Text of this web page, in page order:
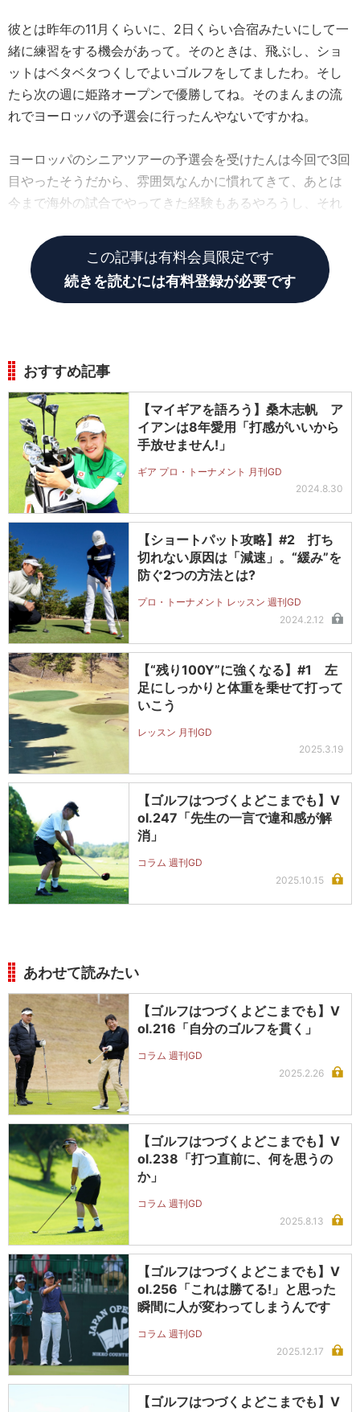
彼とは昨年の11月くらいに、2日くらい合宿みたいにして一
緒に練習をする機会があって。そのときは、飛ぶし、ショ
ットはベタベタつくしでよいゴルフをしてましたわ。そし
たら次の週に姫路オープンで優勝してね。そのまんまの流
れでヨーロッパの予選会に行ったんやないですかね。
ヨーロッパのシニアツアーの予選会を受けたんは今回で3回
目やったそうだから、雰囲気なんかに慣れてきて、あとは
今まで海外の試合でやってきた経験もあるやろうし、それ
この記事は有料会員限定です
続きを読むには有料登録が必要です
おすすめ記事
【マイギアを語ろう】桑木志帆 ア
イアンは8年愛用「打感がいいから
手放せません!」
ギア プロ・トーナメント 月刊GD
2024.8.30
【ショートパット攻略】#2 打ち
切れない原因は「減速」。“緩み”を
防ぐ2つの方法とは?
プロ・トーナメント レッスン 週刊GD
2024.2.12
【“残り100Y”に強くなる】#1 左
足にしっかりと体重を乗せて打って
いこう
レッスン 月刊GD
2025.3.19
【ゴルフはつづくよどこまでも】V
ol.247「先生の一言で違和感が解
消」
コラム 週刊GD
2025.10.15
あわせて読みたい
【ゴルフはつづくよどこまでも】V
ol.216「自分のゴルフを貫く」
コラム 週刊GD
2025.2.26
【ゴルフはつづくよどこまでも】V
ol.238「打つ直前に、何を思うの
か」
コラム 週刊GD
2025.8.13
【ゴルフはつづくよどこまでも】V
ol.256「これは勝てる!」と思った
瞬間に人が変わってしまうんです
コラム 週刊GD
2025.12.17
【ゴルフはつづくよどこまでも】V